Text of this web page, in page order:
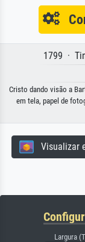
1799 ·
Cristo dando visão a
em tela, papel de
Visualizar
Largura